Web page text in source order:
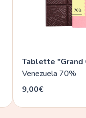
Tablette "Grand
Venezuela 70%
9,00€